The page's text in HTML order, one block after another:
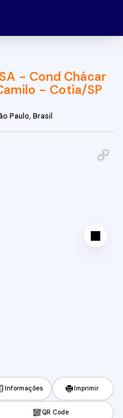
- Cond Chácar
- Cotia/SP
Paulo, Brasil
Informações Imprimir
QR Code